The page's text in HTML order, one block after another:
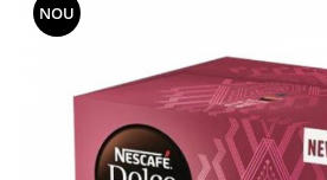
NOU